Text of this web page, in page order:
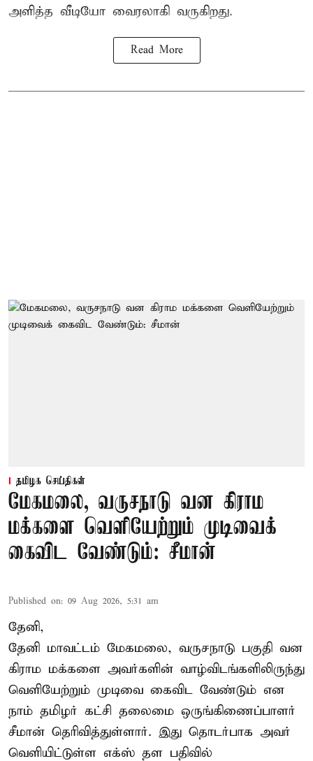
அளித்த வீடியோ வைரலாகி வருகிறது.
Read More
தமிழக செய்திகள்
மேகமலை, வருசநாடு வன கிராம
மக்களை வெளியேற்றும் முடிவைக்
கைவிட வேண்டும்: சீமான்
Published on: 09 Aug 2026, 5:31 am
தேனி,
தேனி மாவட்டம் மேகமலை, வருசநாடு பகுதி வன
கிராம மக்களை அவர்களின் வாழ்விடங்களிலிருந்து
வெளியேற்றும் முடிவை கைவிட வேண்டும் என
நாம் தமிழர் கட்சி தலைமை ஒருங்கிணைப்பாளர்
சீமான் தெரிவித்துள்ளார். இது தொடர்பாக அவர்
வெளியிட்டுள்ள எக்ஸ் தள பதிவில்